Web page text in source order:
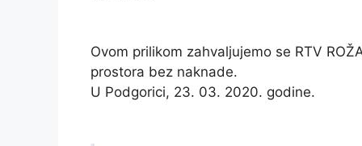
Ovom prilikom zahvaljujemo se RTV
prostora bez naknade.
U Podgorici, 23. 03. 2020. godine.